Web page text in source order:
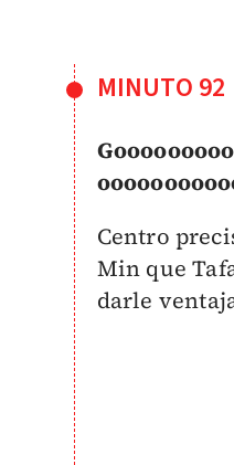
MINUTO 92
Centro
Min que
darle